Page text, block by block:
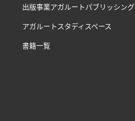
出版事業アガルートパブリッシング
アガルートスタディスペース
書籍一覧